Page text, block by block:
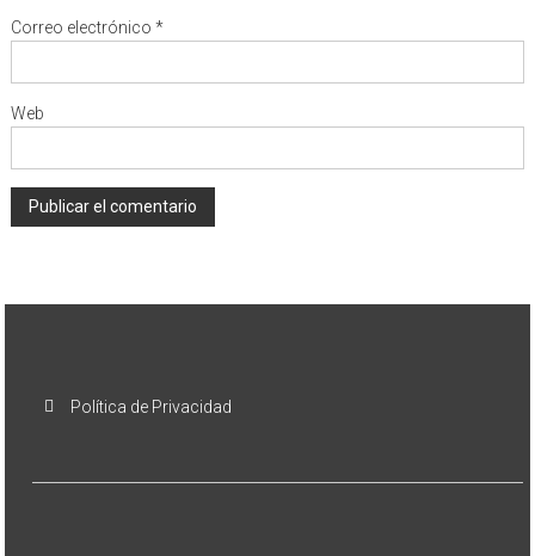
Correo electrónico *
Web
Política de Privacidad